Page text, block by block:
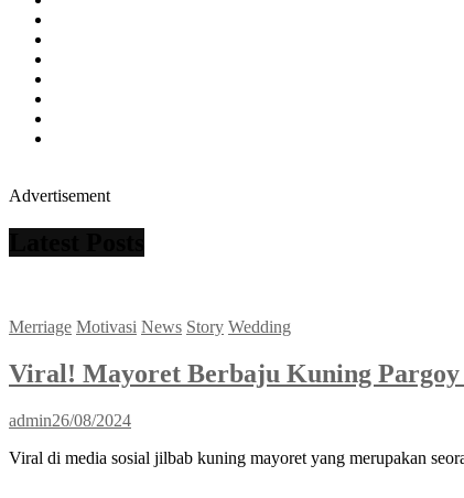
Advertisement
Merriage Motivasi News Story Wedding
Viral! Mayoret Berbaju Kuning
admin26/08/2024
Viral di media sosial jilbab kuning mayoret yang merupakan